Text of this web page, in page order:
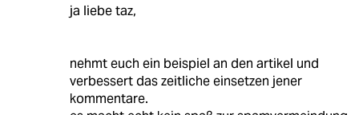
ja liebe taz,
nehmt euch ein beispiel an den artikel und
verbessert das zeitliche einsetzen jener
kommentare.